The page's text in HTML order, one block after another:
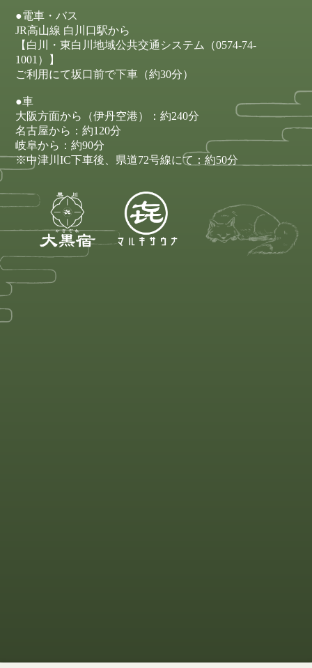
●電車・バス
JR高山線 白川口駅から
【白川・東白川地域公共交通システム（0574-74-
1001）】
ご利用にて坂口前で下車（約30分）
●車
大阪方面から（伊丹空港）：約240分
名古屋から：約120分
岐阜から：約90分
※中津川IC下車後、県道72号線にて：約50分